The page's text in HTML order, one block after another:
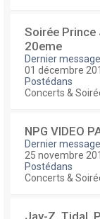
Soirée Prince
20eme
Dernier
01 décembre
Postédans
Concerts &
NPG VIDEO
Dernier
25 novembre
Postédans
Concerts &
Jay-Z, Tidal,